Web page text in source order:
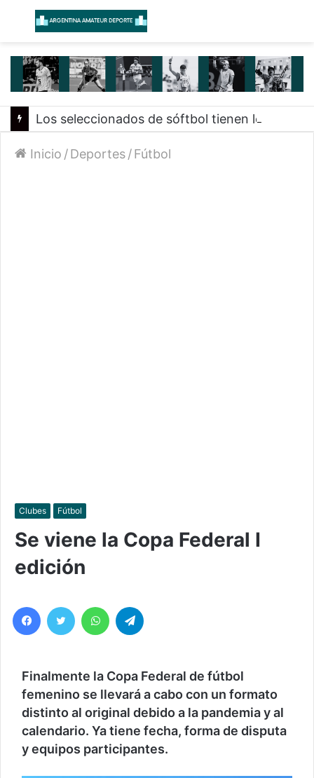
Menú
Inicio /Deportes/Fútbol
Clubes Fútbol
Se viene la Copa Federal I
edición
Facebook
Twitter WhatsApp
Finalmente la Copa Federal de fútbol
femenino se llevará a cabo con un formato
distinto al original debido a la pandemia y al
calendario. Ya tiene fecha, forma de disputa
y equipos participantes.